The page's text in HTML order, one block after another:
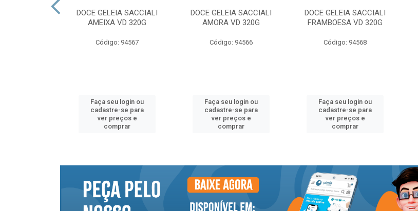
DOCE GELEIA SACCIALI
AMEIXA VD 320G
Código: 94567
Faça seu login ou
cadastre-se para
ver preços e
comprar
DOCE GELEIA SACCIALI
AMORA VD 320G
Código: 94566
Faça seu login ou
cadastre-se para
ver preços e
comprar
DOCE GELEIA SACCIALI
FRAMBOESA VD 320G
Código: 94568
Faça seu login ou
cadastre-se para
ver preços e
comprar